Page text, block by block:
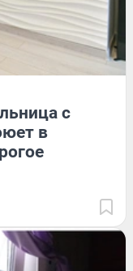
с
в